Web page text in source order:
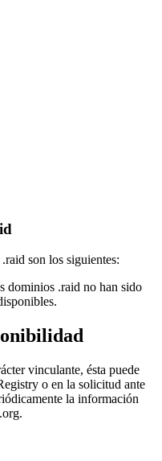
son los siguientes:
dominios .raid no han sido
vinculante, ésta puede
o en la solicitud ante
la información